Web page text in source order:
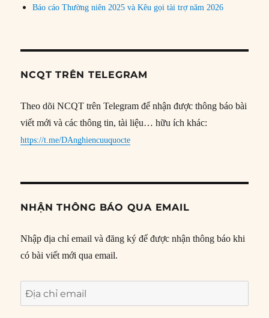
Báo cáo Thường niên 2025 và Kêu gọi tài trợ năm 2026
NCQT TRÊN TELEGRAM
Theo dõi NCQT trên Telegram để nhận được thông báo bài
viết mới và các thông tin, tài liệu… hữu ích khác:
https://t.me/DAnghiencuuquocte
NHẬN THÔNG BÁO QUA EMAIL
Nhập địa chỉ email và đăng ký để được nhận thông báo khi
có bài viết mới qua email.
Địa
chỉ